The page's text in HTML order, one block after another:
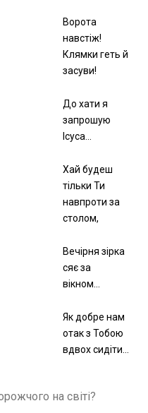
Ворота
навстіж!
Клямки геть й
засуви!
До хати я
запрошую
Ісуса…
Хай будеш
тільки Ти
навпроти за
столом,
Вечірня зірка
сяє за
вікном…
Як добре нам
отак з Тобою
вдвох сидіти…
на світі?